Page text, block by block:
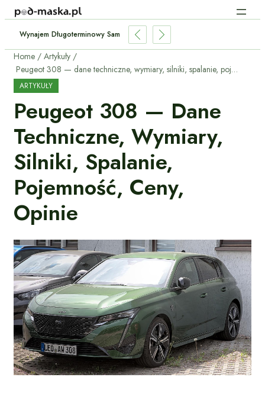
Serwisową Używanego Samochodu W ASO?
Home
Artykuły
Peugeot 308 — dane techniczne, wymiary, silniki, spalanie, pojemność, ceny, opinie
ARTYKUŁY
Peugeot 308 — Dane
Techniczne, Wymiary,
Silniki, Spalanie,
Pojemność, Ceny,
Opinie